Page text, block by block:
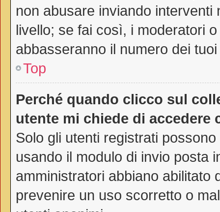
non abusare inviando
livello; se fai così, i moderatori
abbasseranno il numero dei
Top
Perché quando clicco sul
utente mi chiede di accedere
Solo gli utenti registrati
usando il modulo di invio posta
amministratori abbiano abilitato
prevenire un uso scorretto o